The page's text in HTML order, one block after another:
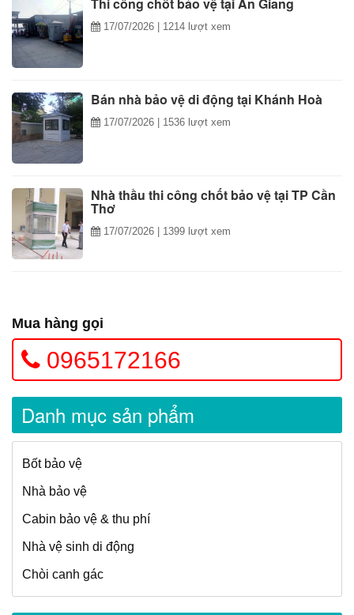
17/07/2026 | 1214 lượt xem
Bán nhà bảo vệ di động tại Khánh Hoà
17/07/2026 | 1536 lượt xem
Nhà thầu thi công chốt bảo vệ tại TP Cần
Thơ
17/07/2026 | 1399 lượt xem
Mua hàng gọi
0965172166
Danh mục sản phẩm
Bốt bảo vệ
Nhà bảo vệ
Cabin bảo vệ & thu phí
Nhà vệ sinh di động
Chòi canh gác